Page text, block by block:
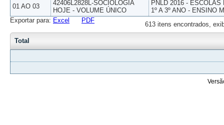
01 AO 03
42406L2828L-SOCIOLOGIA
HOJE - VOLUME ÚNICO
PNLD 2016 -
1º A 3º ANO - ENSINO
613 itens encontrados,
Exportar para: Excel PDF
Total